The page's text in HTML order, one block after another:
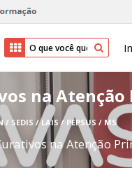
na Atenção
/ SEDIS / LAIS / PEPSUS / MS
na Atenção